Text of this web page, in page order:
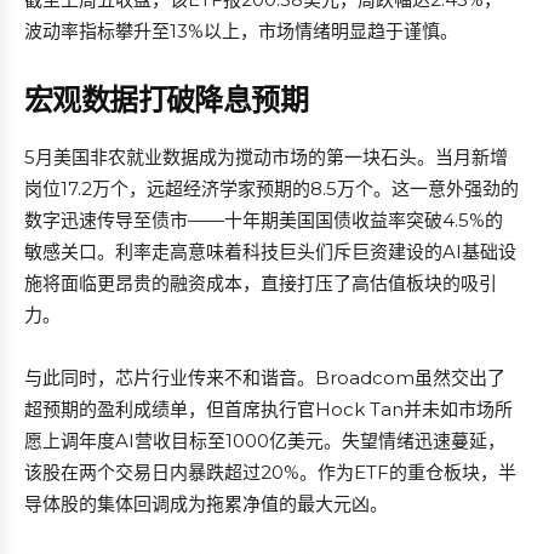
波动率指标攀升至13%以上，市场情绪明显趋于谨慎。
宏观数据打破降息预期
5月美国非农就业数据成为搅动市场的第一块石头。当月新增
岗位17.2万个，远超经济学家预期的8.5万个。这一意外强劲的
数字迅速传导至债市——十年期美国国债收益率突破4.5%的
敏感关口。利率走高意味着科技巨头们斥巨资建设的AI基础设
施将面临更昂贵的融资成本，直接打压了高估值板块的吸引
力。
与此同时，芯片行业传来不和谐音。Broadcom虽然交出了
超预期的盈利成绩单，但首席执行官Hock Tan并未如市场所
愿上调年度AI营收目标至1000亿美元。失望情绪迅速蔓延，
该股在两个交易日内暴跌超过20%。作为ETF的重仓板块，半
导体股的集体回调成为拖累净值的最大元凶。